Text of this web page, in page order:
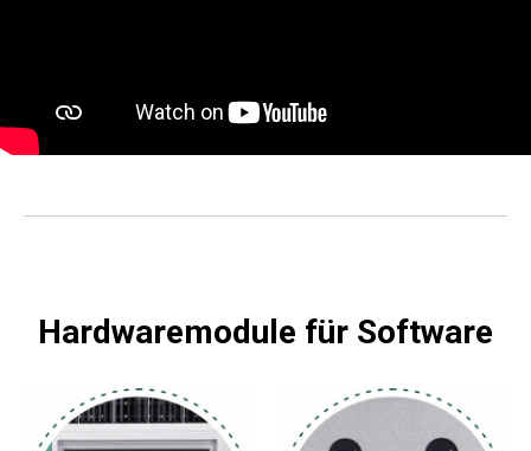
Hardwaremodule für Software